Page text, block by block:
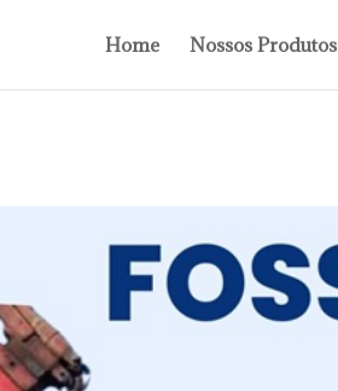
Home Nossos Produtos